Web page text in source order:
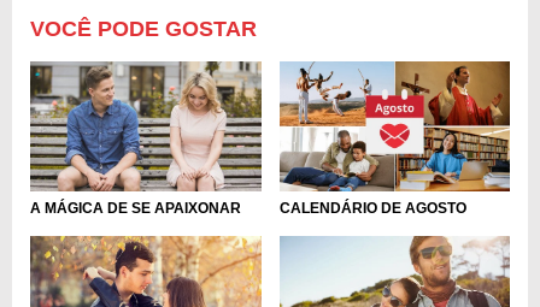
VOCÊ PODE GOSTAR
A MÁGICA DE SE APAIXONAR CALENDÁRIO DE AGOSTO